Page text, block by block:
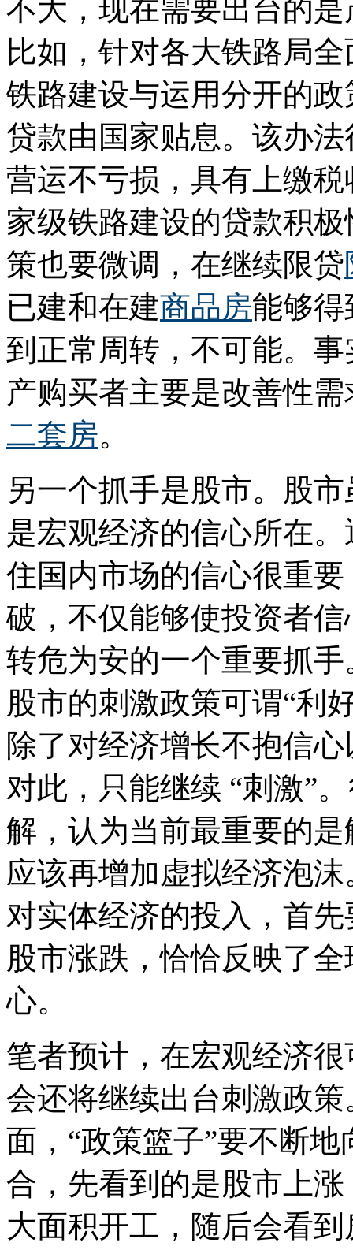
不大，现在需要出台的
比如，针对各大铁路局
铁路建设与运用分开的
贷款由国家贴息。该办
营运不亏损，具有上缴
家级铁路建设的贷款积
策也要微调，在继续限贷
已建和在建商品房能够
到正常周转，不可能。
产购买者主要是改善性
二套房。
另一个抓手是股市。股
是宏观经济的信心所在
住国内市场的信心很重
破，不仅能够使投资者
转危为安的一个重要抓
股市的刺激政策可谓“利
除了对经济增长不抱信
对此，只能继续 “刺激”
解，认为当前最重要的
应该再增加虚拟经济泡
对实体经济的投入，首
股市涨跌，恰恰反映了
心。
笔者预计，在宏观经济
会还将继续出台刺激政
面，“政策篮子”要不断
合，先看到的是股市上
大面积开工，随后会看